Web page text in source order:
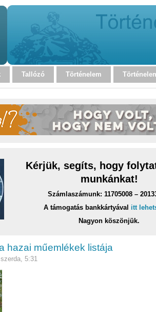
Tallózó Történelem
Kérjük, segíts, hogy
munkánkat!
Számlaszámunk: 11705008 –
A támogatás bankkártyával itt
Nagyon köszönjük.
hazai műemlékek listája
5:31